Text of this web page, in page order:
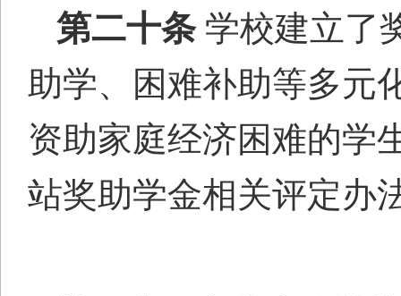
第二十条 学校建立了
助学、困难补助等多元
资助家庭经济困难的学
站奖助学金相关评定办